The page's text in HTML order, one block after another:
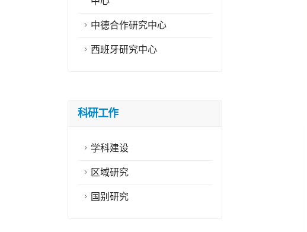
中德合作研究中心
西班牙研究中心
科研工作
学科建设
区域研究
国别研究